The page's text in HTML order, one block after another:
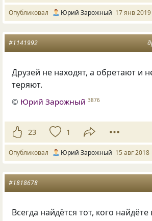
Опубликовал Юрий Зарожный 17 янв 2019
#1141992
Друзей не находят, а обретают и
теряют.
© Юрий Зарожный 3876
23 1
Опубликовал Юрий Зарожный 15 авг 2018
#1818678
Всегда найдётся тот, кого найдёте